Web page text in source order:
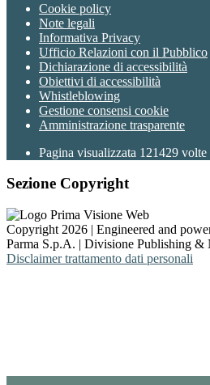
Cookie policy
Note legali
Informativa Privacy
Ufficio Relazioni con il Pubblico
Dichiarazione di accessibilità
Obiettivi di accessibilità
Whistleblowing
Gestione consensi cookie
Amministrazione trasparente
Pagina visualizzata 121429 volte
Sezione Copyright
Copyright 2026 | Engineered and
Parma S.p.A. | Divisione Publishing &
Disclaimer trattamento dati personali